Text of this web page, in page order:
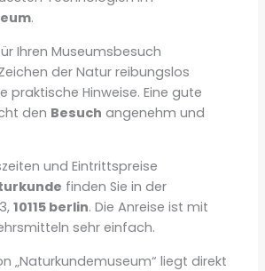
.
Ihren Museumsbesuch
der Natur reibungslos
praktische Hinweise. Eine gute
den Besuch angenehm und
und Eintrittspreise
finden Sie in der
10115 berlin. Die Anreise ist mit
sehr einfach.
„Naturkundemuseum“ liegt direkt